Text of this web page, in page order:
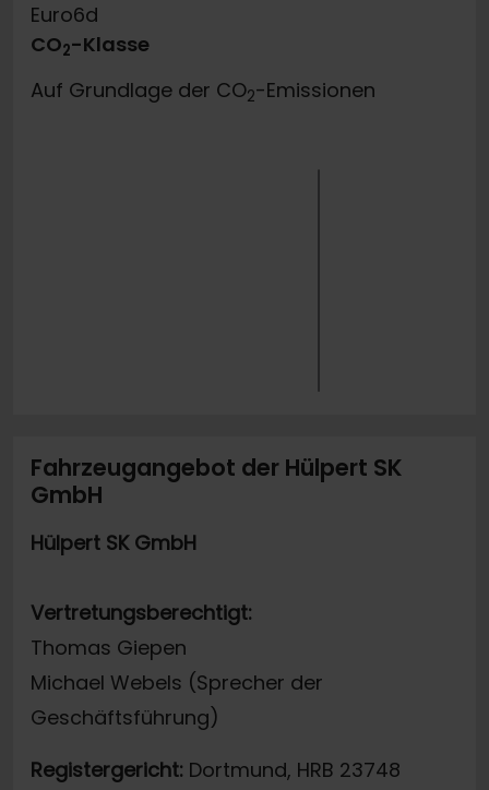
Euro6d
CO2-Klasse
Auf Grundlage der CO2-Emissionen
Fahrzeugangebot der Hülpert SK
GmbH
Hülpert SK GmbH
Vertretungsberechtigt:
Thomas Giepen
Michael Webels (Sprecher der
Geschäftsführung)
Registergericht: Dortmund, HRB 23748